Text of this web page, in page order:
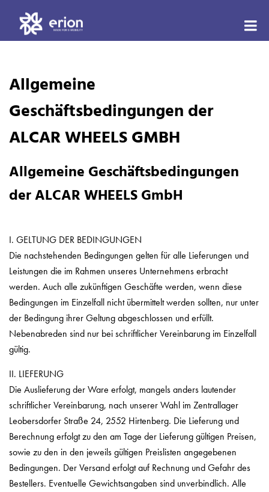
Allgemeine
Geschäftsbedingungen der
ALCAR WHEELS GMBH
Allgemeine Geschäftsbedingungen
der ALCAR WHEELS GmbH
I. GELTUNG DER BEDINGUNGEN
Die nachstehenden Bedingungen gelten für alle Lieferungen und
Leistungen die im Rahmen unseres Unternehmens erbracht
werden. Auch alle zukünftigen Geschäfte werden, wenn diese
Bedingungen im Einzelfall nicht übermittelt werden sollten, nur unter
der Bedingung ihrer Geltung abgeschlossen und erfüllt.
Nebenabreden sind nur bei schriftlicher Vereinbarung im Einzelfall
gültig.
II. LIEFERUNG
Die Auslieferung der Ware erfolgt, mangels anders lautender
schriftlicher Vereinbarung, nach unserer Wahl im Zentrallager
Leobersdorfer Straße 24, 2552 Hirtenberg. Die Lieferung und
Berechnung erfolgt zu den am Tage der Lieferung gültigen Preisen,
sowie zu den in den jeweils gültigen Preislisten angegebenen
Bedingungen. Der Versand erfolgt auf Rechnung und Gefahr des
Bestellers. Eventuelle Gewichtsangaben sind unverbindlich. Alle